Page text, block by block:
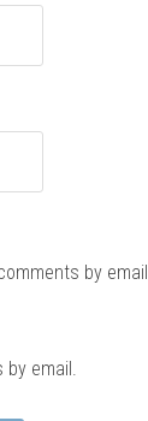
by email.
email.